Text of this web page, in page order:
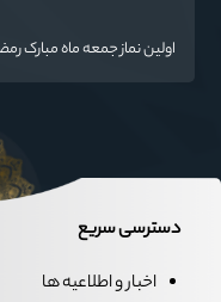
اولین نماز جمعه ماه مبارک
دسترسی سریع
اخبار و اطلاعیه ها